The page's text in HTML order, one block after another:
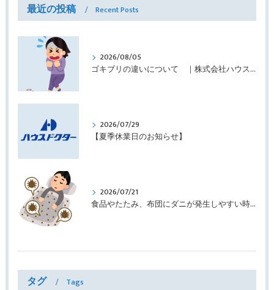
最近の投稿 Recent Posts
2026/08/05
ゴキブリの違いについて ｜株式会社ハウスドクター
2026/07/29
【夏季休業日のお知らせ】
2026/07/21
食品やたたみ、布団にダニが発生しやすい時期です ｜株式会社ハウスドクター
タグ Tags